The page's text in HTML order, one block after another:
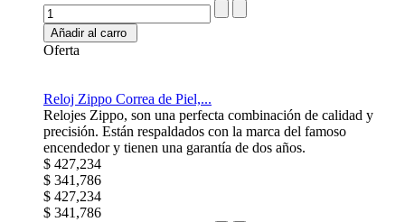
Añadir al carro
Oferta
Reloj Zippo Correa de Piel,...
Relojes Zippo, son una perfecta combinación de calidad y
precisión. Están respaldados con la marca del famoso
encendedor y tienen una garantía de dos años.
$ 427,234
$ 341,786
$ 427,234
$ 341,786